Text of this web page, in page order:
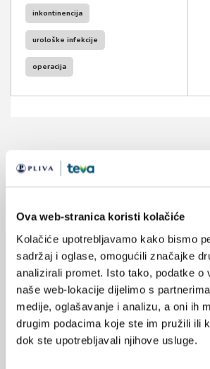
Ova web-stranica koristi kolačiće
Kolačiće upotrebljavamo kako bismo
sadržaj i oglase, omogućili značajke
analizirali promet. Isto tako, podatke o
naše web-lokacije dijelimo s
medije, oglašavanje i analizu, a oni ih
drugim podacima koje ste im pružili ili
dok ste upotrebljavali njihove usluge.
inkontinencija
urološke infekcije
operacija
VEZANI SADRŽAJ
Gerijatrijski nutritivni rizik i prekomjerno
21.10.2023.
KBC Rijeka: Ugradnja stimulatora
07.09.2021.
3. međunarodni kongres pelvične
poslijediplomski tečaj